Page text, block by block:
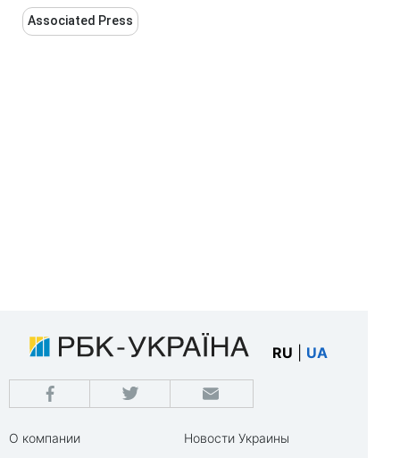
Associated Press
RU UA
О компании
Новости Украины